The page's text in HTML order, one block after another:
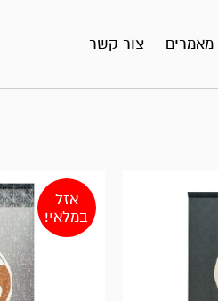
מאמרים צור קשר
אזל
במלאי!